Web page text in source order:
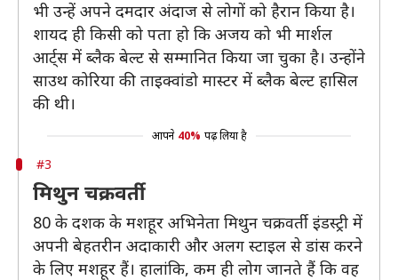
भी उन्हें अपने दमदार अंदाज से लोगों को हैरान किया है।
शायद ही किसी को पता हो कि अजय को भी मार्शल
आर्ट्स में ब्लैक बेल्ट से सम्मानित किया जा चुका है। उन्होंने
साउथ कोरिया की ताइक्वांडो मास्टर में ब्लैक बेल्ट हासिल
की थी।
आपने 40% पढ़ लिया है
#3
मिथुन चक्रवर्ती
80 के दशक के मशहूर अभिनेता मिथुन चक्रवर्ती इंडस्ट्री में
अपनी बेहतरीन अदाकारी और अलग स्टाइल से डांस करने
के लिए मशहूर हैं। हालांकि, कम ही लोग जानते हैं कि वह